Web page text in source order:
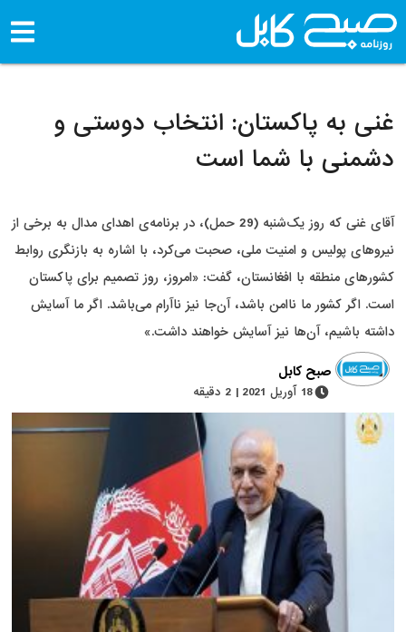
غنی به پاکستان: انتخاب دوستی و
دشمنی با شما است
آقای غنی که روز یک‌شنبه (29 حمل)، در برنامه‌ی اهدای مدال به برخی از
نیروهای پولیس و امنیت ملی، صحبت می‌کرد، با اشاره به بازنگری روابط
کشورهای منطقه با افغانستان، گفت: «امروز، روز تصمیم برای پاکستان
است. اگر کشور ما ناامن باشد، آن‌جا نیز ناآرام می‌باشد. اگر ما آسایش
داشته باشیم، آن‌ها نیز آسایش خواهند داشت.»
صبح کابل
18 آوریل 2021 | 2 دقیقه